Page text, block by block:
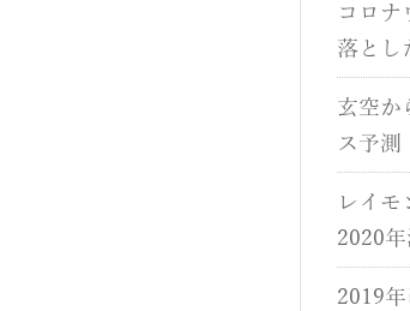
コロナ
落とし
玄空か
ス予測
レイモ
2020
開催さ
2019